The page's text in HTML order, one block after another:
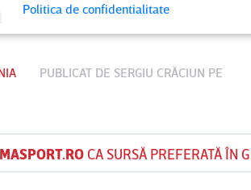
PUBLICAT DE SERGIU CRĂCIUN PE
CA SURSĂ PREFERATĂ ÎN
Politica de confidentialitate